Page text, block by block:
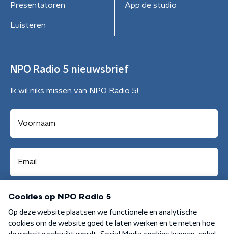
Presentatoren
Luisteren
App de studio
NPO Radio 5 nieuwsbrief
Ik wil niks missen van NPO Radio 5!
Aanmelden